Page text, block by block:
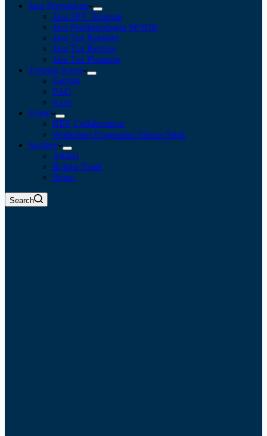
Jasa Perpajakan
Jasa SPT Tahunan
Jasa Pendampingan SP2DK
Jasa Tax Retainer
Jasa Tax Review
Jasa Tax Planning
Tentang Kami
Kontak
FAQ
Karir
Event
BBF Collaboration
Workshop Pengusaha Paham Pajak
Sumber
Artikel
Belajar Pajak
Berita
Search